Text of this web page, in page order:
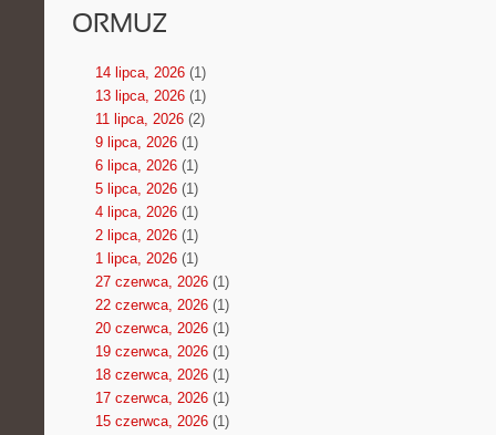
ORMUZ
14 lipca, 2026(1)
13 lipca, 2026(1)
11 lipca, 2026(2)
9 lipca, 2026(1)
6 lipca, 2026(1)
5 lipca, 2026(1)
4 lipca, 2026(1)
2 lipca, 2026(1)
1 lipca, 2026(1)
27 czerwca, 2026(1)
22 czerwca, 2026(1)
20 czerwca, 2026(1)
19 czerwca, 2026(1)
18 czerwca, 2026(1)
17 czerwca, 2026(1)
15 czerwca, 2026(1)